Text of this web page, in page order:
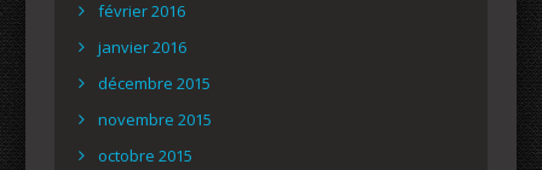
février 2016
janvier 2016
décembre 2015
novembre 2015
octobre 2015